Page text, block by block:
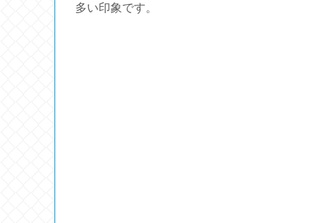
多い印象です。